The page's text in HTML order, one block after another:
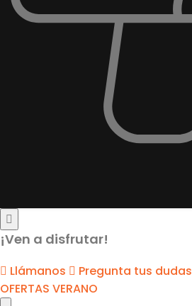
¡Ven a disfrutar!
Llámanos
Pregunta tus dudas
OFERTAS VERANO